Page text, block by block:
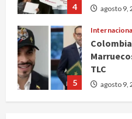
4 agosto 9,
5
TLC
agosto 9,